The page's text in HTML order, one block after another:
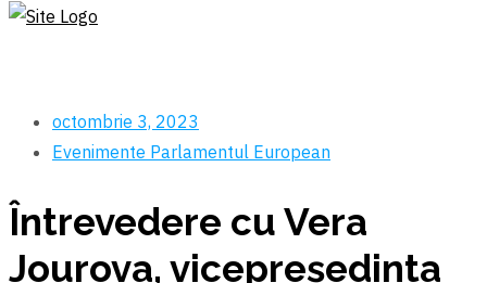
octombrie 3, 2023
Evenimente Parlamentul European
Întrevedere cu Vera
Jourova, vicepreședinta